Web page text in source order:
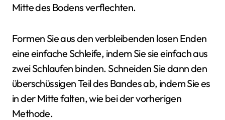
Mitte des Bodens verflechten.
Formen Sie aus den verbleibenden losen Enden
eine einfache Schleife, indem Sie sie einfach aus
zwei Schlaufen binden. Schneiden Sie dann den
überschüssigen Teil des Bandes ab, indem Sie es
in der Mitte falten, wie bei der vorherigen
Methode.